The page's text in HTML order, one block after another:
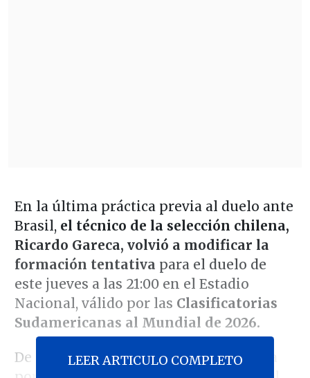
En la última práctica previa al duelo ante
Brasil, el técnico de la selección chilena,
Ricardo Gareca, volvió a modificar la
formación tentativa para el duelo de
este jueves a las 21:00 en el Estadio
Nacional, válido por las Clasificatorias
Sudamericanas al Mundial de 2026.
De acuerdo a la información entregada
LEER ARTICULO COMPLETO